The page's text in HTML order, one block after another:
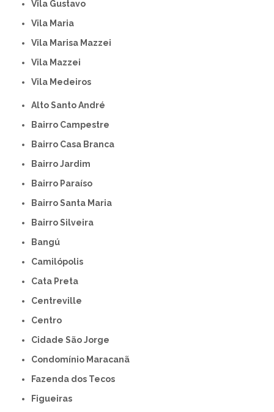
Vila Gustavo
Vila Maria
Vila Marisa Mazzei
Vila Mazzei
Vila Medeiros
Alto Santo André
Bairro Campestre
Bairro Casa Branca
Bairro Jardim
Bairro Paraíso
Bairro Santa Maria
Bairro Silveira
Bangú
Camilópolis
Cata Preta
Centreville
Centro
Cidade São Jorge
Condomínio Maracanã
Fazenda dos Tecos
Figueiras